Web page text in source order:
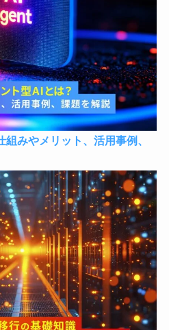
みやメリット、活用事例、